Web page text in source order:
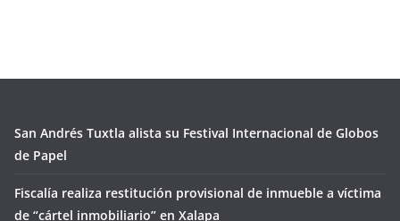
San Andrés Tuxtla alista su Festival Internacional de Globos
de Papel
Fiscalía realiza restitución provisional de inmueble a víctima
de “cártel inmobiliario” en Xalapa